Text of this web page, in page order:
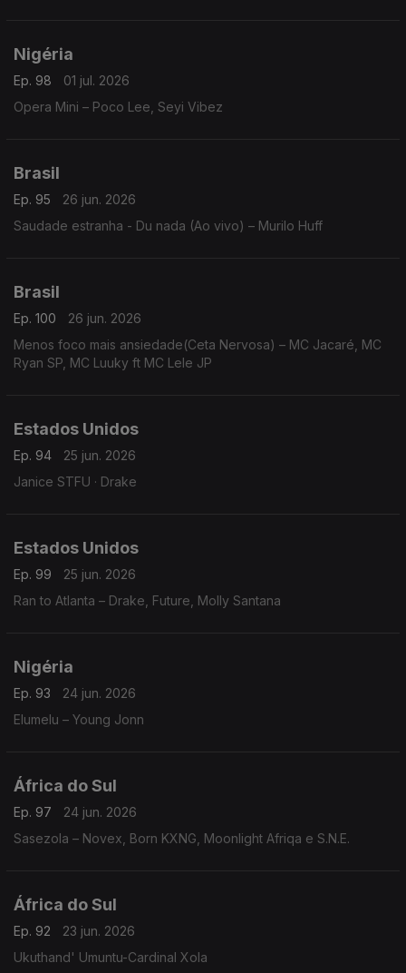
Nigéria
Ep. 98
01 jul. 2026
Opera Mini – Poco Lee, Seyi Vibez
Brasil
Ep. 95
26 jun. 2026
Saudade estranha - Du nada (Ao vivo) – Murilo Huff
Brasil
Ep. 100
26 jun. 2026
Menos foco mais ansiedade(Ceta Nervosa) – MC Jacaré, MC
Ryan SP, MC Luuky ft MC Lele JP
Estados Unidos
Ep. 94
25 jun. 2026
Janice STFU · Drake
Estados Unidos
Ep. 99
25 jun. 2026
Ran to Atlanta – Drake, Future, Molly Santana
Nigéria
Ep. 93
24 jun. 2026
Elumelu – Young Jonn
África do Sul
Ep. 97
24 jun. 2026
Sasezola – Novex, Born KXNG, Moonlight Afriqa e S.N.E.
África do Sul
Ep. 92
23 jun. 2026
Ukuthand' Umuntu-Cardinal Xola